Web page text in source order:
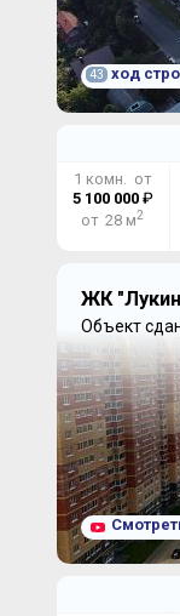
43 ход
1 комн. от
5 100 000₽
от 28 м2
ЖК
Объект